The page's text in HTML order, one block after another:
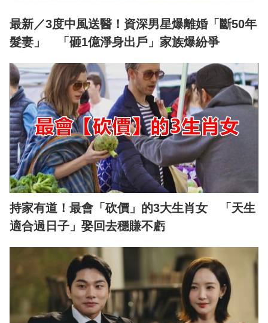
最新／3度中風送醫！資深男星爆離婚「斷50年
髮妻」 「砸1億淨身出戶」家族爆紛爭
持家有道！最會「砍價」的3大生肖女 「天生
適合過日子」娶回去穩賺不虧